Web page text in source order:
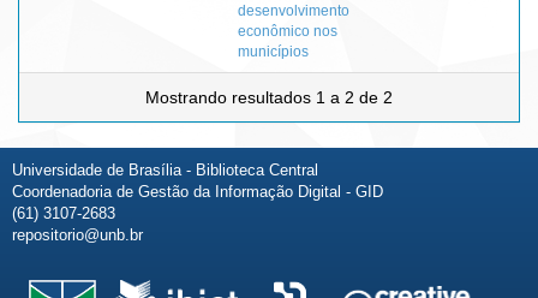
desenvolvimento
econômico nos
municípios
Mostrando resultados 1 a 2 de 2
Universidade de Brasília - Biblioteca Central
Coordenadoria de Gestão da Informação Digital - GID
(61) 3107-2683
repositorio@unb.br